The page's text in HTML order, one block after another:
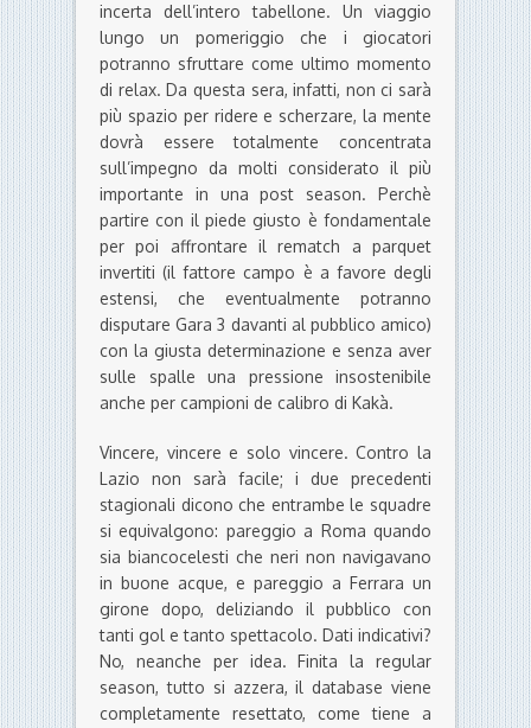
incerta dell’intero tabellone. Un viaggio
lungo un pomeriggio che i giocatori
potranno sfruttare come ultimo momento
di relax. Da questa sera, infatti, non ci sarà
più spazio per ridere e scherzare, la mente
dovrà essere totalmente concentrata
sull’impegno da molti considerato il più
importante in una post season. Perchè
partire con il piede giusto è fondamentale
per poi affrontare il rematch a parquet
invertiti (il fattore campo è a favore degli
estensi, che eventualmente potranno
disputare Gara 3 davanti al pubblico amico)
con la giusta determinazione e senza aver
sulle spalle una pressione insostenibile
anche per campioni de calibro di Kakà.
Vincere, vincere e solo vincere. Contro la
Lazio non sarà facile; i due precedenti
stagionali dicono che entrambe le squadre
si equivalgono: pareggio a Roma quando
sia biancocelesti che neri non navigavano
in buone acque, e pareggio a Ferrara un
girone dopo, deliziando il pubblico con
tanti gol e tanto spettacolo. Dati indicativi?
No, neanche per idea. Finita la regular
season, tutto si azzera, il database viene
completamente resettato, come tiene a